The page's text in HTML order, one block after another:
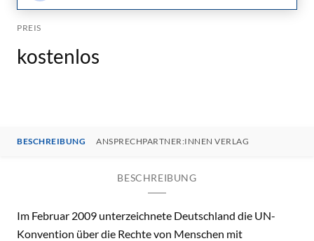
PREIS
kostenlos
BESCHREIBUNG ANSPRECHPARTNER:INNEN VERLAG
BESCHREIBUNG
Im Februar 2009 unterzeichnete Deutschland die UN-
Konvention über die Rechte von Menschen mit